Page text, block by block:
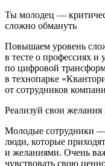
Ты молодец —
сложно обмануть
Повышаем уровень
в тесте о профессиях и
по цифровой
в технопарке
от сотрудников
Реализуй свои
Молодые сотрудники
люди, которые
и желаниями. Очень
чувствовать свою